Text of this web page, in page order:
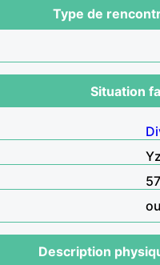
Type de
Situation
Description